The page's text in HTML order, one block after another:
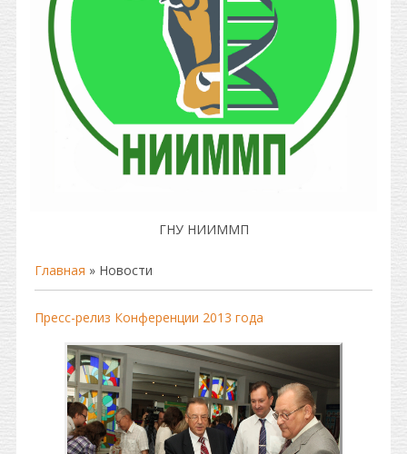
ГНУ НИИММП
Главная » Новости
Пресс-релиз Конференции 2013 года